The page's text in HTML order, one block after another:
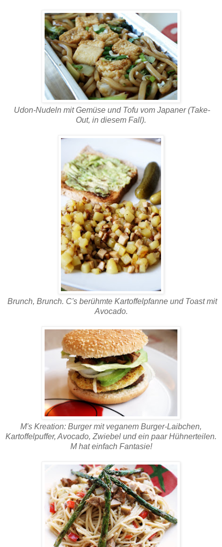
Udon-Nudeln mit Gemüse und Tofu vom Japaner (Take-
Out, in diesem Fall).
Brunch, Brunch. C's berühmte Kartoffelpfanne und Toast mit
Avocado.
M's Kreation: Burger mit veganem Burger-Laibchen,
Kartoffelpuffer, Avocado, Zwiebel und ein paar Hühnerteilen.
M hat einfach Fantasie!